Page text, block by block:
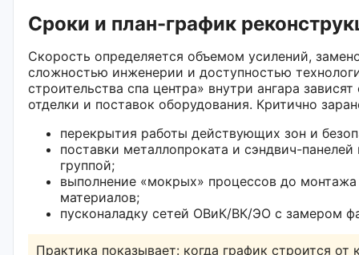
Сроки и план-график
Скорость определяется объемом усилений,
сложностью инженерии и доступностью
строительства спа центра» внутри ангара
отделки и поставок оборудования. Критично
перекрытия работы действующих зон и
поставки металлопроката и сэндвич-
группой;
выполнение «мокрых» процессов до
материалов;
пусконаладку сетей ОВиК/ВК/ЭО с замером
Практика показывает: когда график строится